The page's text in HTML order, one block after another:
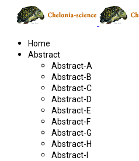
Home
Abstract
Abstract-A
Abstract-B
Abstract-C
Abstract-D
Abstract-E
Abstract-F
Abstract-G
Abstract-H
Abstract-I